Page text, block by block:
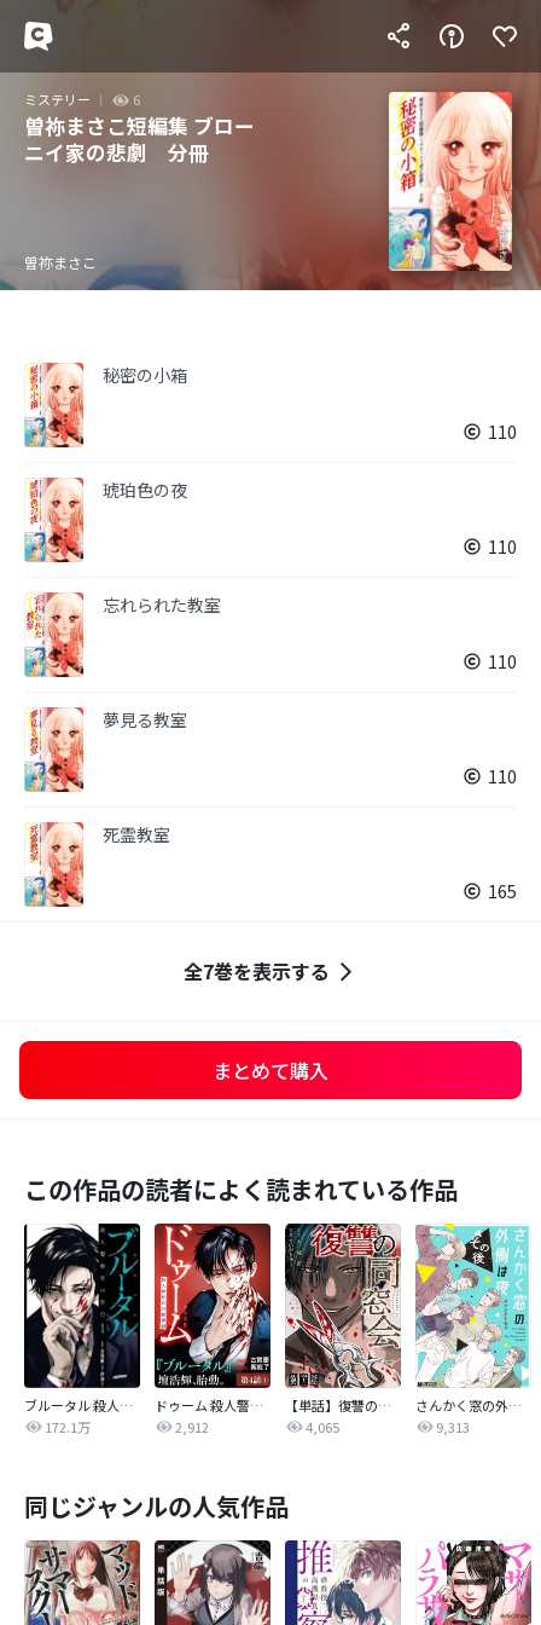
ミステリー 6
曽祢まさこ短編集 ブロー
ニイ家の悲劇 分冊
曽祢まさこ
秘密の小箱
110
琥珀色の夜
110
忘れられた教室
110
夢見る教室
110
死霊教室
165
全7巻を表示する
まとめて購入
この作品の読者によく読まれている作品
ブルータル 殺人警察官の告白
172.1万
ドゥーム 殺人警察官の断罪録 分冊版
2,912
【単話】復讐の同窓会
4,065
さんかく窓の外側は夜
9,313
同じジャンルの人気作品